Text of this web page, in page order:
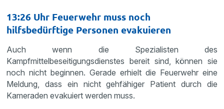
13:26 Uhr Feuerwehr muss noch
hilfsbedürftige Personen evakuieren
Auch wenn die Spezialisten des
Kampfmittelbeseitigungsdienstes bereit sind, können sie
noch nicht beginnen. Gerade erhielt die Feuerwehr eine
Meldung, dass ein nicht gehfähiger Patient durch die
Kameraden evakuiert werden muss.